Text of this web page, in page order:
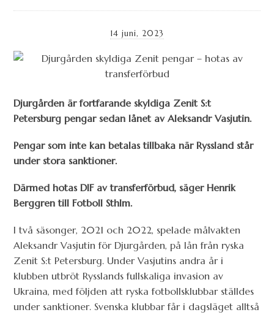
14 juni, 2023
Djurgården är fortfarande skyldiga Zenit S:t
Petersburg pengar sedan lånet av Aleksandr Vasjutin.
Pengar som inte kan betalas tillbaka när Ryssland står
under stora sanktioner.
Därmed hotas DIF av transferförbud, säger Henrik
Berggren till Fotboll Sthlm.
I två säsonger, 2021 och 2022, spelade målvakten
Aleksandr Vasjutin för Djurgården, på lån från ryska
Zenit S:t Petersburg. Under Vasjutins andra år i
klubben utbröt Rysslands fullskaliga invasion av
Ukraina, med följden att ryska fotbollsklubbar ställdes
under sanktioner. Svenska klubbar får i dagsläget alltså